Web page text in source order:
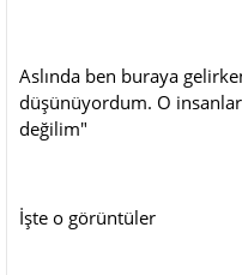
Aslında ben buraya
düşünüyordum. O
değilim"
İşte o görüntüler